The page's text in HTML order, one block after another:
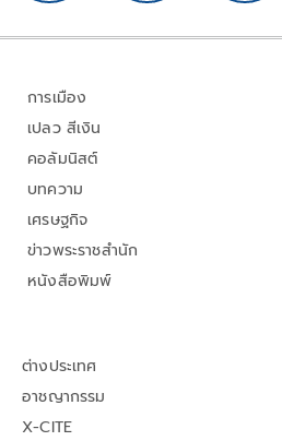
การเมือง
เปลว สีเงิน
คอลัมนิสต์
บทความ
เศรษฐกิจ
ข่าวพระราชสำนัก
หนังสือพิมพ์
ต่างประเทศ
อาชญากรรม
X-CITE